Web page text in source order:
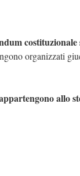
costituzionale
organizzati
allo